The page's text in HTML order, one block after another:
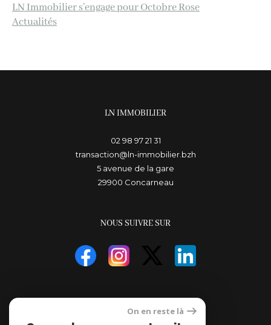
LN Immobilier s’engage pour Octobre Rose
Actualités
LN IMMOBILIER
02 98 97 21 31
transaction@ln-immobilier.bzh
5 avenue de la gare
29900
concarneau
NOUS SUIVRE SUR
ADHÉRENTS
On en reste là